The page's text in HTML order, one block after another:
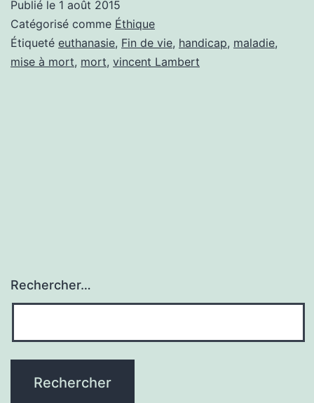
Publié le 1 août 2015
Catégorisé comme Éthique
Étiqueté euthanasie, Fin de vie, handicap, maladie,
mise à mort, mort, vincent Lambert
Rechercher…